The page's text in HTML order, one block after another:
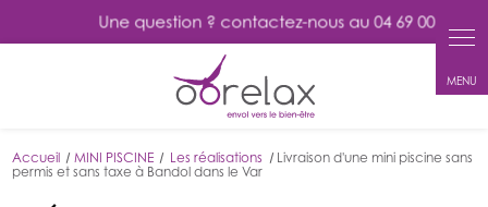
Accueil MINI PISCINE Les réalisations
Livraison d'une mini piscine sans
permis et sans taxe à Bandol dans le Var